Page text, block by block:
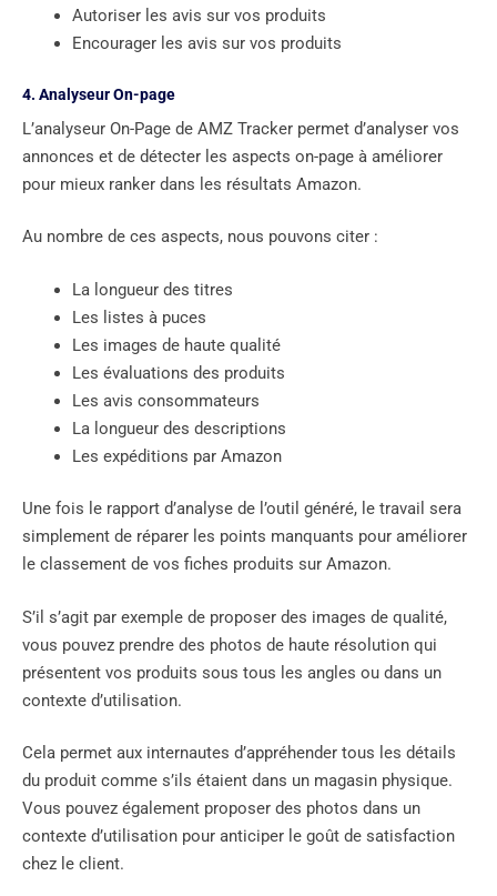
Autoriser les avis sur vos produits
Encourager les avis sur vos produits
4. Analyseur On-page
L’analyseur On-Page de AMZ Tracker permet d’analyser vos
annonces et de détecter les aspects on-page à améliorer
pour mieux ranker dans les résultats Amazon.
Au nombre de ces aspects, nous pouvons citer :
La longueur des titres
Les listes à puces
Les images de haute qualité
Les évaluations des produits
Les avis consommateurs
La longueur des descriptions
Les expéditions par Amazon
Une fois le rapport d’analyse de l’outil généré, le travail sera
simplement de réparer les points manquants pour améliorer
le classement de vos fiches produits sur Amazon.
S’il s’agit par exemple de proposer des images de qualité,
vous pouvez prendre des photos de haute résolution qui
présentent vos produits sous tous les angles ou dans un
contexte d’utilisation.
Cela permet aux internautes d’appréhender tous les détails
du produit comme s’ils étaient dans un magasin physique.
Vous pouvez également proposer des photos dans un
contexte d’utilisation pour anticiper le goût de satisfaction
chez le client.